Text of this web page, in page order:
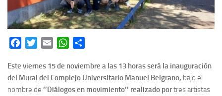
FacebookTwitterEmail WhatsApp
Este viernes 15 de noviembre a las 13 horas será la inauguración
del Mural del Complejo Universitario Manuel Belgrano, bajo el
nombre de ‘’Diálogos en movimiento’’ realizado portres artistas